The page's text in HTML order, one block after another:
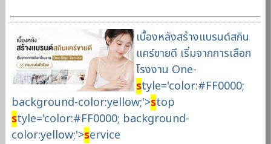
เบื้องหลังสร้างแบรนด์สกิน
แคร์ขายดี เริ่มจากการเลือก
โรงงาน One-
style='color:#FF0000;
background-color:yellow;'>stop
style='color:#FF0000; background-
color:yellow;'>service